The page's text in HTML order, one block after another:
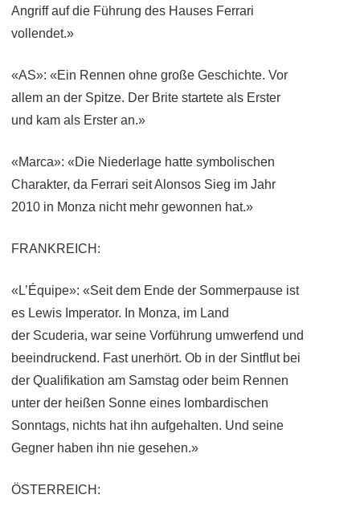
Angriff auf die Führung des Hauses Ferrari
vollendet.»
«AS»: «Ein Rennen ohne große Geschichte. Vor
allem an der Spitze. Der Brite startete als Erster
und kam als Erster an.»
«Marca»: «Die Niederlage hatte symbolischen
Charakter, da Ferrari seit Alonsos Sieg im Jahr
2010 in Monza nicht mehr gewonnen hat.»
FRANKREICH:
«L’Équipe»: «Seit dem Ende der Sommerpause ist
es Lewis Imperator. In Monza, im Land
der Scuderia, war seine Vorführung umwerfend und
beeindruckend. Fast unerhört. Ob in der Sintflut bei
der Qualifikation am Samstag oder beim Rennen
unter der heißen Sonne eines lombardischen
Sonntags, nichts hat ihn aufgehalten. Und seine
Gegner haben ihn nie gesehen.»
ÖSTERREICH: